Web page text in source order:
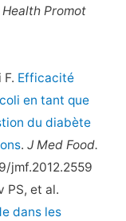
Health Promot
Efficacité
en tant que
du diabète
.J Med Food.
jmf.2012.2559
PS, et al.
dans les